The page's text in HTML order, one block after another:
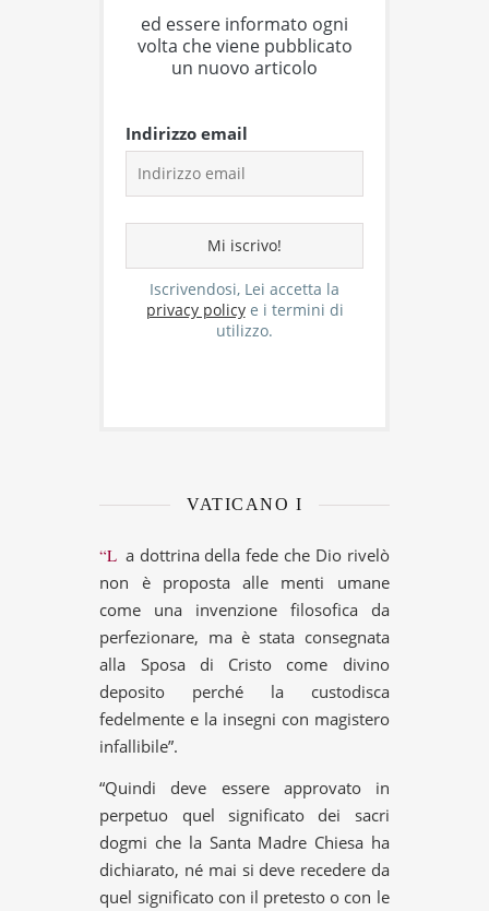
ed essere informato ogni
volta che viene pubblicato
un nuovo articolo
Indirizzo email
Iscrivendosi, Lei accetta la
privacy policye i termini di
utilizzo.
VATICANO I
“La dottrina della fede che Dio rivelò
non è proposta alle menti umane
come una invenzione filosofica da
perfezionare, ma è stata consegnata
alla Sposa di Cristo come divino
deposito perché la custodisca
fedelmente e la insegni con magistero
infallibile”.
“Quindi deve essere approvato in
perpetuo quel significato dei sacri
dogmi che la Santa Madre Chiesa ha
dichiarato, né mai si deve recedere da
quel significato con il pretesto o con le